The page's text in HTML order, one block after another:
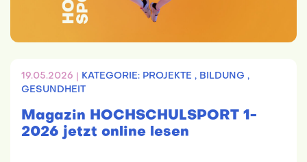
19.05.2026 | KATEGORIE: PROJEKTE , BILDUNG ,
GESUNDHEIT
Magazin HOCHSCHULSPORT 1-
2026 jetzt online lesen